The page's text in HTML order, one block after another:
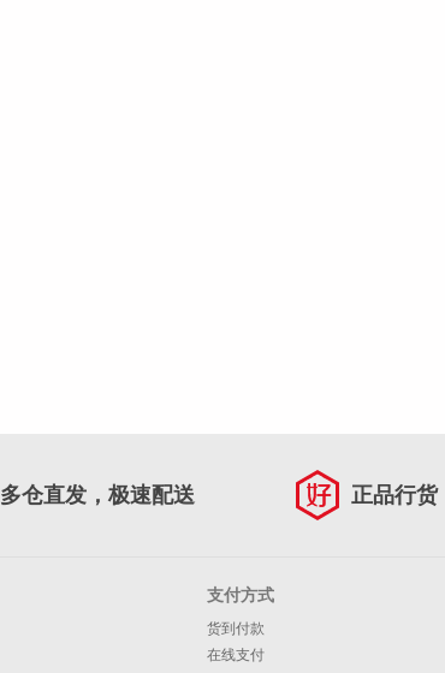
多仓直发，极速配送 正品行货
支付方式
货到付款
在线支付